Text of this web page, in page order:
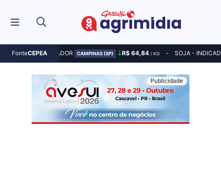
FonteCEPEA
MILHO - INDICADOR CAMPINAS (SP) R$ 64,84 / KG SOJA -